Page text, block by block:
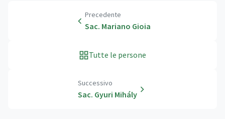
Precedente
Sac. Mariano Gioia
Tutte le persone
Successivo
Sac. Gyuri Mihály